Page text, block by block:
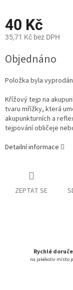
40 Kč
35,71 Kč bez DPH
cena:
Objednáno
Položka byla
Křížový tejp na
tvaru mřížky, která
akupunkturních a
tejpování obličeje
Detailní informace
ZEPTAT SE
Rychlé
na jakékoliv místo